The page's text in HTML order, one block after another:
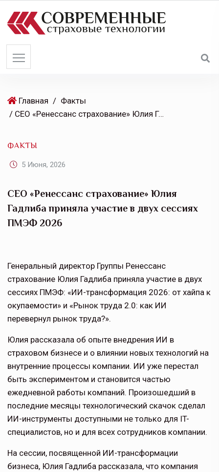
Главная / Факты
/ CEO «Ренессанс страхование» Юлия Гадлиба приняла участие в двух сессиях ПМЭФ 2026
ФАКТЫ
5 Июня, 2026
CEO «Ренессанс страхование» Юлия
Гадлиба приняла участие в двух сессиях
ПМЭФ 2026
Генеральный директор Группы Ренессанс
страхование Юлия Гадлиба приняла участие в двух
сессиях ПМЭФ: «ИИ-трансформация 2026: от хайпа к
окупаемости» и «Рынок труда 2.0: как ИИ
перевернул рынок труда?».
Юлия рассказала об опыте внедрения ИИ в
страховом бизнесе и о влиянии новых технологий на
внутренние процессы компании. ИИ уже перестал
быть экспериментом и становится частью
ежедневной работы компаний. Произошедший в
последние месяцы технологический скачок сделал
ИИ-инструменты доступными не только для IT-
специалистов, но и для всех сотрудников компании.
На сессии, посвященной ИИ-трансформации
бизнеса, Юлия Гадлиба рассказала, что компания